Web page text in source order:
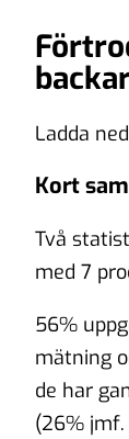
Ladda
Kort
Två
med 7
56%
mätning
de har
(26%